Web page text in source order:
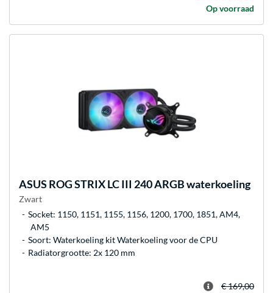
Op voorraad
ASUS ROG STRIX LC III 240 ARGB waterkoeling
Zwart
Socket: 1150, 1151, 1155, 1156, 1200, 1700, 1851, AM4,
AM5
Soort: Waterkoeling kit Waterkoeling voor de CPU
Radiatorgrootte: 2x 120 mm
€ 169,00